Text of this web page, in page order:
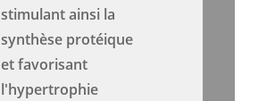
stimulant ainsi la
synthèse protéique
et favorisant
l'hypertrophie